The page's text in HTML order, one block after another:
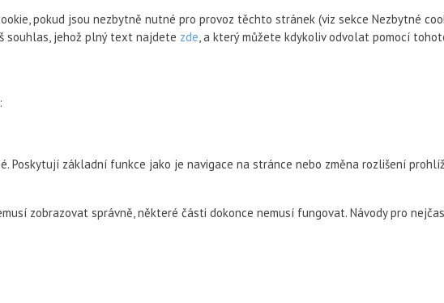
pokud jsou nezbytně nutné pro provoz těchto stránek (viz sekce Nezbytné
souhlas, jehož plný text najdete zde , a který můžete kdykoliv odvolat pomocí
Poskytují základní funkce jako je navigace na stránce nebo změna rozlišení
zobrazovat správně, některé části dokonce nemusí fungovat. Návody pro